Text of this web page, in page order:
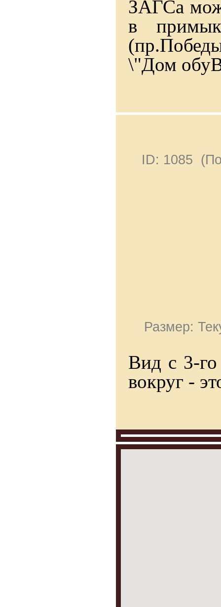
ЗАГСа
в
\"Дом
ID: 1085
Размер:
Вид с 3-
вокруг -